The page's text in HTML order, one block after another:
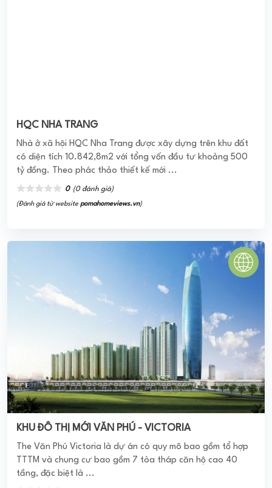
SaiGon West Villas
Khu biệt thự Sài Gòn West (Saigon West Villas) - với khuôn
viên gần 2 ha - tọa lạc ngay Trung Tâm Hành Chánh Quận
Bình Tân. Với tôn chỉ "Đỉnh ...
0 (0 đánh giá)
(Đánh giá từ website pomahomeviews.vn)
VINHOMES WEST POINT
VINHOMES WEST POINT-Tận hưởng đẳng cấp sống của
người thành đạt